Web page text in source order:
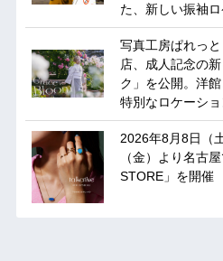
た、新しい振袖
写真工房ぱれっ
店、成人記念の
ク」を公開。洋
特別なロケーショ
2026年8月8日（
（金）より名古
STORE」を開催